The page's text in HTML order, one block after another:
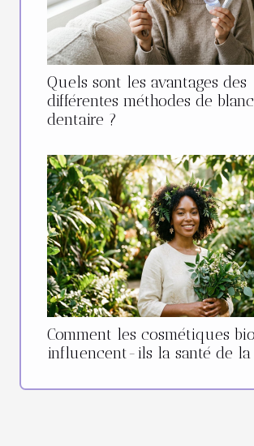
Quels sont les avantages des
différentes méthodes de
dentaire ?
Comment les cosmétiques bio
influencent-ils la santé de la